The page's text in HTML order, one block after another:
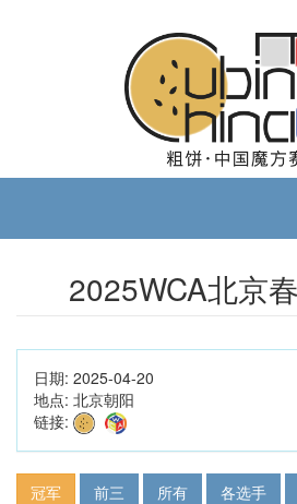
2025WCA北京
日期: 2025-04-20
地点: 北京朝阳
链接:
冠军 前三 所有 各选手